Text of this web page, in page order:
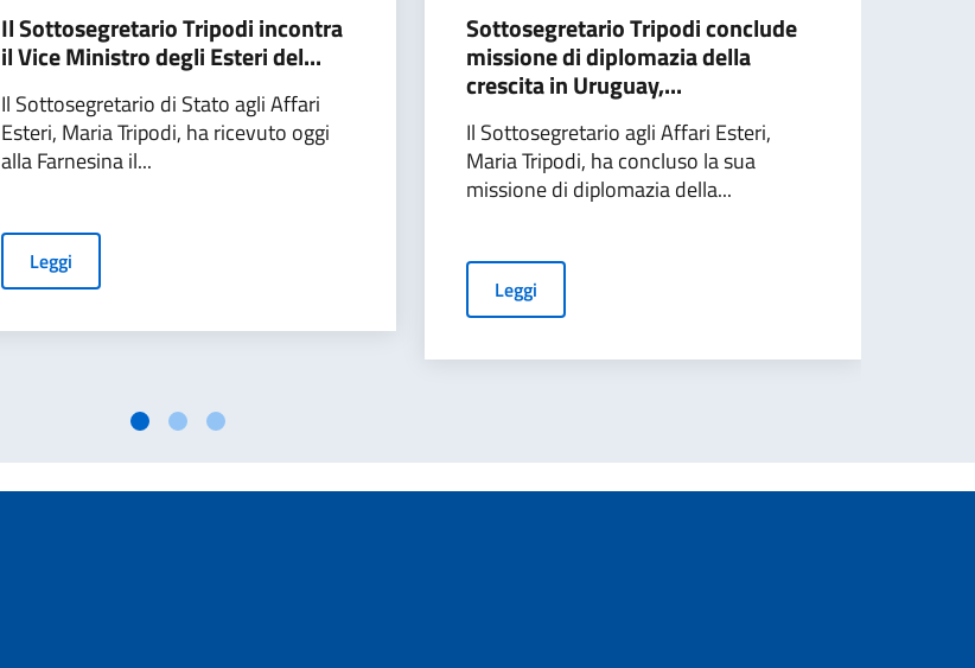
Il Sottosegretario Tripodi incontra
il Vice Ministro degli Esteri del...
Il Sottosegretario di Stato agli Affari
Esteri, Maria Tripodi, ha ricevuto oggi
alla Farnesina il...
Leggi
Sottosegretario Tripodi conclude
missione di diplomazia della
crescita in Uruguay,...
Il Sottosegretario agli Affari Esteri,
Maria Tripodi, ha concluso la sua
missione di diplomazia della...
Leggi